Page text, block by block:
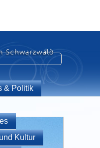
& Politik
Kultur